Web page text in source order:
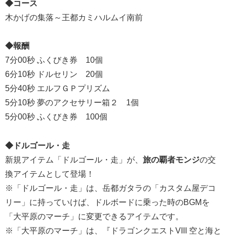
◆コース
木かげの集落～王都カミハルムイ南前
◆報酬
7分00秒 ふくびき券 10個
6分10秒 ドルセリン 20個
5分40秒 エルフＧＰプリズム
5分10秒 夢のアクセサリー箱２ 1個
5分00秒 ふくびき券 100個
◆ドルゴール・走
新規アイテム「ドルゴール・走」が、 旅の覇者モンジの交
換アイテムとして登場！
※「ドルゴール・走」は、岳都ガタラの「カスタム屋デコ
リー」に持っていけば、ドルボードに乗った時のBGMを
「大平原のマーチ」に変更できるアイテムです。
※「大平原のマーチ」は、『ドラゴンクエストVIII 空と海と